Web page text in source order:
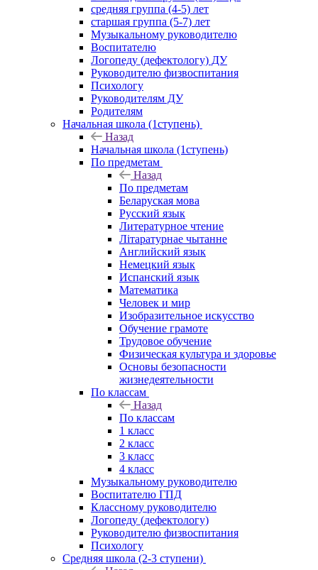
средняя группа (4-5) лет
старшая группа (5-7) лет
Музыкальному руководителю
Воспитателю
Логопеду (дефектологу) ДУ
Руководителю физвоспитания
Психологу
Руководителям ДУ
Родителям
Начальная школа (1ступень)
Назад
Начальная школа (1ступень)
По предметам
Назад
По предметам
Беларуская мова
Русский язык
Литературное чтение
Літаратурнае чытанне
Английский язык
Немецкий язык
Испанский язык
Математика
Человек и мир
Изобразительное искусство
Обучение грамоте
Трудовое обучение
Физическая культура и здоровье
Основы безопасности
жизнедеятельности
По классам
Назад
По классам
1 класс
2 класс
3 класс
4 класс
Музыкальному руководителю
Воспитателю ГПД
Классному руководителю
Логопеду (дефектологу)
Руководителю физвоспитания
Психологу
Средняя школа (2-3 ступени)